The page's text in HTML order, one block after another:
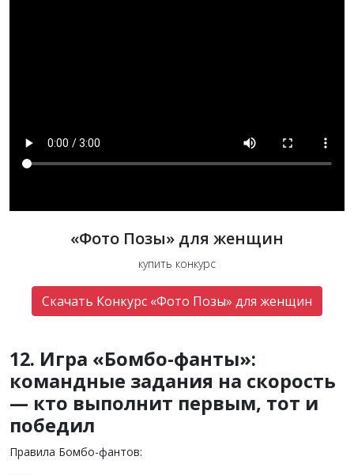
«Фото Позы» для женщин
купить конкурс
Скачать Конкурс «Фото Позы» для женщин
12. Игра «Бомбо-фанты»:
командные задания на скорость
— кто выполнит первым, тот и
победил
Правила Бомбо-фантов: